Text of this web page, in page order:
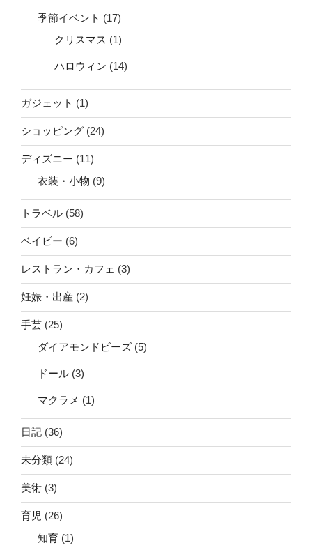
季節イベント (17)
クリスマス (1)
ハロウィン (14)
ガジェット (1)
ショッピング (24)
ディズニー (11)
衣装・小物 (9)
トラベル (58)
ベイビー (6)
レストラン・カフェ (3)
妊娠・出産 (2)
手芸 (25)
ダイアモンドビーズ (5)
ドール (3)
マクラメ (1)
日記 (36)
未分類 (24)
美術 (3)
育児 (26)
知育 (1)